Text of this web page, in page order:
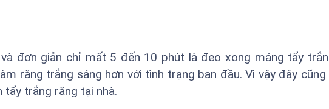
đơn giản chỉ mất 5 đến 10 phút là đeo xong máng tẩy
răng trắng sáng hơn với tình trạng ban đầu. Vì vậy đây
tẩy trắng răng tại nhà.